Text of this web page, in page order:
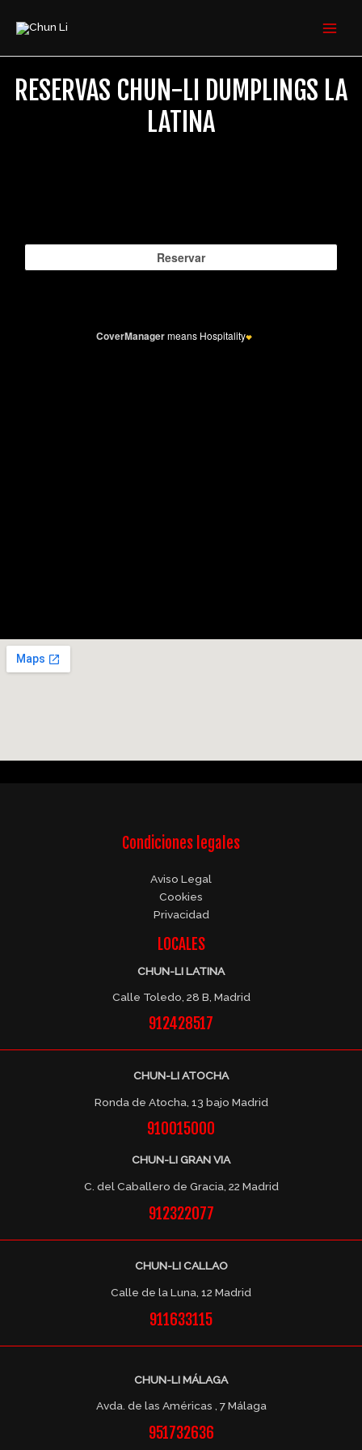
RESERVAS CHUN-LI DUMPLINGS LA
LATINA
Condiciones legales
Aviso Legal
Cookies
Privacidad
LOCALES
CHUN-LI LATINA
Calle Toledo, 28 B, Madrid
912428517
CHUN-LI ATOCHA
Ronda de Atocha, 13 bajo Madrid
910015000
CHUN-LI GRAN VIA
C. del Caballero de Gracia, 22 Madrid
912322077
CHUN-LI CALLAO
Calle de la Luna, 12 Madrid
911633115
CHUN-LI MÁLAGA
Avda. de las Américas , 7 Málaga
951732636